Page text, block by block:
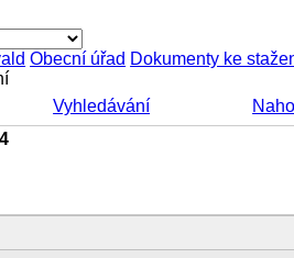
Obecní úřad Dokumenty ke
Vyhledávání